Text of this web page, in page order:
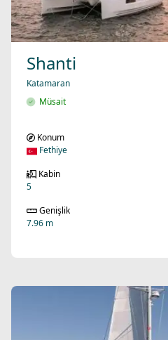
Shanti
Katamaran
Müsait
Konum
Fethiye
Kabin
5
Genişlik
7.96 m